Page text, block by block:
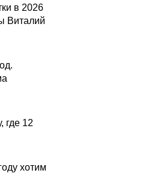
в 2026
Виталий
где 12
хотим